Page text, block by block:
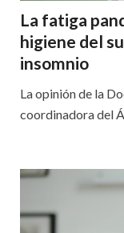
La fatiga
higiene del
insomnio
La opinión de la
coordinadora del